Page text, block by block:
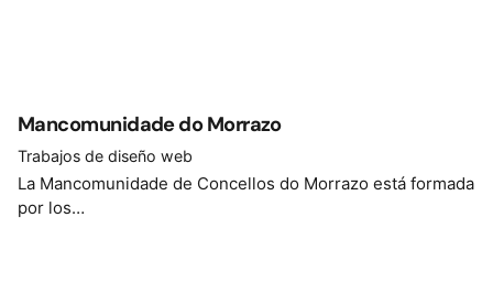
Mancomunidade do Morrazo
Trabajos de diseño web
La Mancomunidade de Concellos do Morrazo está formada
por los…